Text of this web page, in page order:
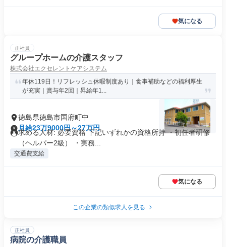
気になる
正社員
グループホームの介護スタッフ
株式会社エクセレントケアシステム
年休119日！リフレッシュ休暇制度あり｜食事補助などの福利厚生
が充実｜賞与年2回｜昇給年1...
徳島県徳島市国府町中
月給23万9000円～27万円
求める人材: 必要資格 下記いずれかの資格所持 ・初任者研修
（ヘルパー2級） ・実務...
交通費支給
気になる
この企業の類似求人を見る
正社員
病院の介護職員